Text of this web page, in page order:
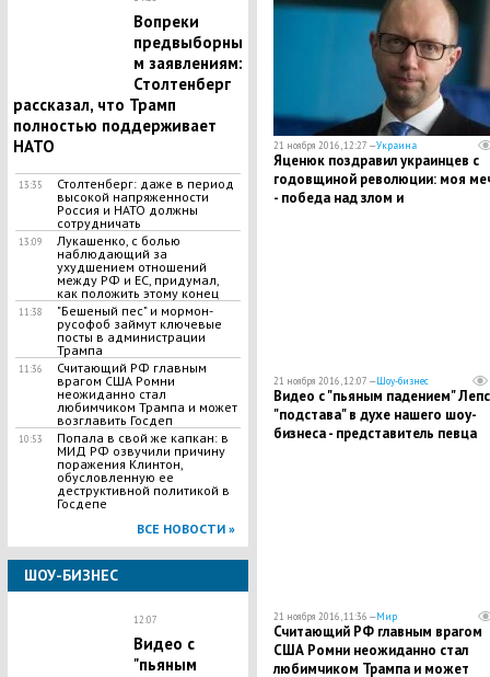
Вопреки
предвыборны
м заявлениям:
Столтенберг
рассказал, что Трамп
полностью поддерживает
НАТО
13:35
Столтенберг: даже в период
высокой напряженности
Россия и НАТО должны
сотрудничать
13:09
Лукашенко, с болью
наблюдающий за
ухудшением отношений
между РФ и ЕС, придумал,
как положить этому конец
11:38
"Бешеный пес" и мормон-
русофоб займут ключевые
посты в администрации
Трампа
11:36
Считающий РФ главным
врагом США Ромни
неожиданно стал
любимчиком Трампа и может
возглавить Госдеп
10:53
Попала в свой же капкан: в
МИД РФ озвучили причину
поражения Клинтон,
обусловленную ее
деструктивной политикой в
Госдепе
ВСЕ НОВОСТИ »
ШОУ-БИЗНЕС
12:07
Видео с
"пьяным
21 ноября 2016, 12:27 —Украина
Яценюк поздравил украинцев с
годовщиной революции: моя
- победа над злом и
21 ноября 2016, 12:07 —Шоу-бизнес
Видео с "пьяным падением"
"подстава" в духе нашего шоу-
бизнеса - представитель певца
21 ноября 2016, 11:36 —Мир
Считающий РФ главным врагом
США Ромни неожиданно стал
любимчиком Трампа и может